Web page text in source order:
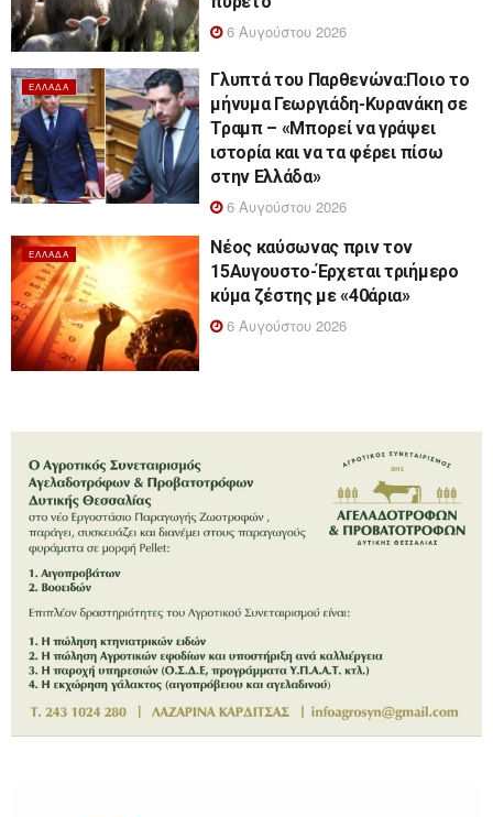
6 Αυγούστου 2026
ΕΛΛΆΔΑ
Γλυπτά του Παρθενώνα:Ποιο το
μήνυμα Γεωργιάδη-Κυρανάκη σε
Τραμπ – «Μπορεί να γράψει
ιστορία και να τα φέρει πίσω
στην Ελλάδα»
6 Αυγούστου 2026
ΕΛΛΆΔΑ
Νέος καύσωνας πριν τον
15Αυγουστο-Έρχεται τριήμερο
κύμα ζέστης με «40άρια»
6 Αυγούστου 2026